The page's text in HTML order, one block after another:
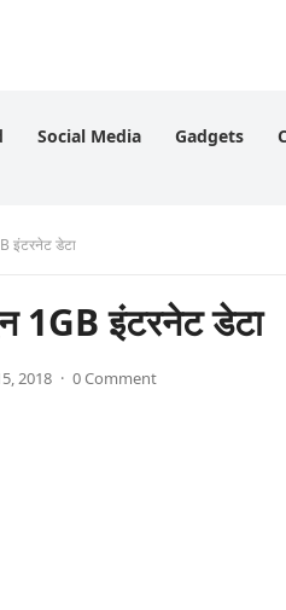
Social Media Gadgets
इंटरनेट डेटा
1GB इंटरनेट डेटा
2018 · 0 Comment